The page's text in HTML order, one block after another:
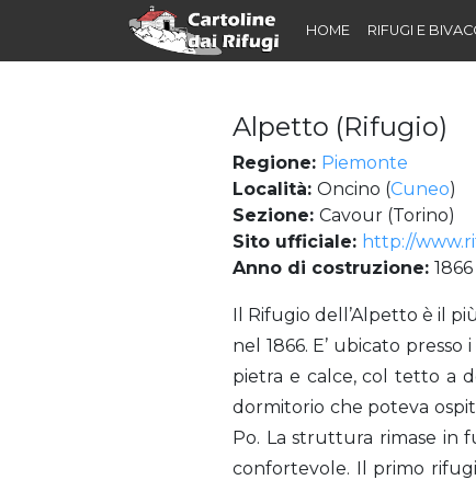
HOME RIFUGI E
Alpetto (Rifugio)
Regione: Piemonte
Località: Oncino (Cuneo)
Sezione: Cavour (Torino)
Sito ufficiale: http://
Anno di costruzione: 1866
Il Rifugio dell’Alpetto è il
nel 1866. E’ ubicato
pietra e calce, col tetto a
dormitorio che poteva
Po. La struttura rimase in
confortevole. Il primo